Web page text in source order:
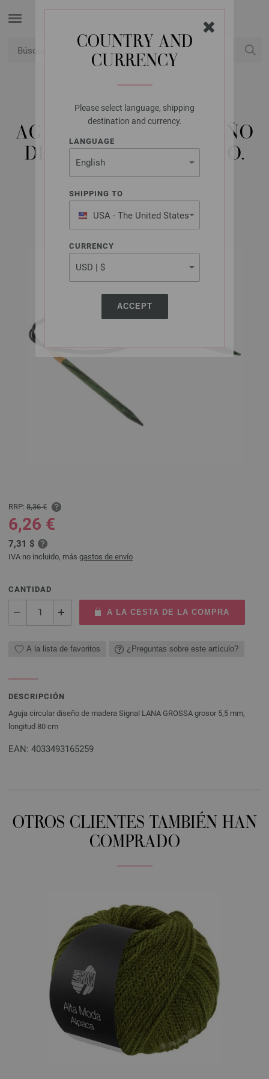
COUNTRY AND
CURRENCY
Please select language, shipping
destination and currency.
LANGUAGE
SHIPPING TO
USA - The United States
of America
CURRENCY
ACCEPT
LANA GROSSA
AGUJA CIRCULAR DISEÑO
DE MADERA SIGNAL NO.
5,5/80CM
RRP: 8,36 €
6,26 €
7,31 $
IVA no incluido, más gastos de envío
CANTIDAD
A LA CESTA DE LA COMPRA
A la lista de favoritos ¿Preguntas sobre este artículo?
DESCRIPCIÓN
Aguja circular diseño de madera Signal LANA GROSSA grosor 5,5 mm,
longitud 80 cm
EAN: 4033493165259
OTROS CLIENTES TAMBIÉN HAN
COMPRADO